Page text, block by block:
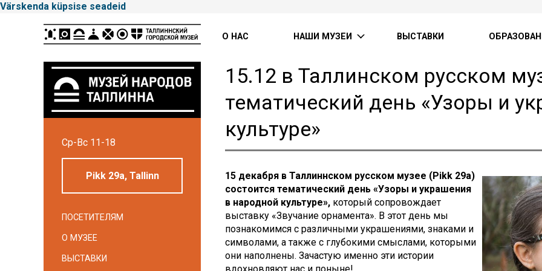
Värskenda küpsise seadeid
Linnamuuseum
Peamenüü
О НАС НАШИ МУЗЕИ ВЫСТАВКИ
Ср-Вс 11-18
Pikk 29a, Tallinn
ПОСЕТИТЕЛЯМ
О МУЗЕЕ
ВЫСТАВКИ
15.12 в Таллинском русском
тематический день «Узоры и
культуре»
15 декабря в Таллиннском русском музее (Pikk 29a)
состоится тематический день «Узоры и украшения
в народной культуре», который сопровождает
выставку «Звучание орнамента». В этот день мы
познакомимся с различными украшениями, знаками и
символами, а также с глубокими смыслами, которыми
они наполнены. Зачастую именно эти истории